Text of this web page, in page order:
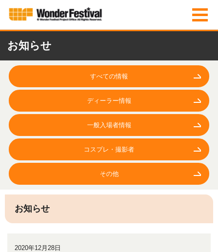
お知らせ
すべての情報
ディーラー情報
一般入場者情報
コスプレ・撮影者
その他
お知らせ
2020年12月28日